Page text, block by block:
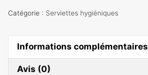
modèle
Rose
Catégorie : Serviettes hygiéniques
Informations complémentaires
Avis (0)